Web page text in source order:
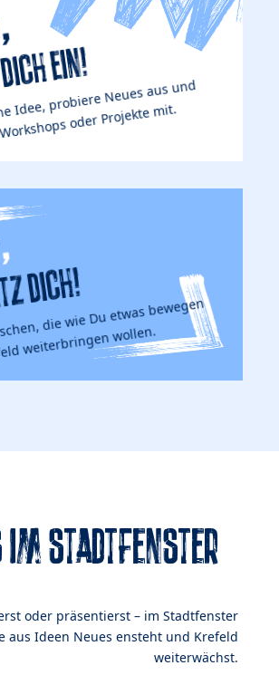
EIN!
Idee, probiere Neues aus und
oder Projekte mit.
DICH!
die wie Du etwas bewegen
weiterbringen wollen.
STADTFENSTER
oder präsentierst – im Stadtfenster
aus Ideen Neues ensteht und Krefeld
weiterwächst.